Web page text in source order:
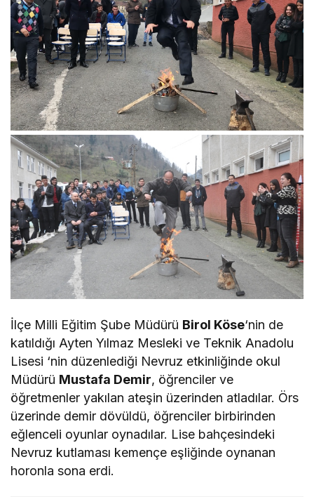
İlçe Milli Eğitim Şube Müdürü Birol Köse‘nin de
katıldığı Ayten Yılmaz Mesleki ve Teknik Anadolu
Lisesi ‘nin düzenlediği Nevruz etkinliğinde okul
Müdürü Mustafa Demir, öğrenciler ve
öğretmenler yakılan ateşin üzerinden atladılar. Örs
üzerinde demir dövüldü, öğrenciler birbirinden
eğlenceli oyunlar oynadılar. Lise bahçesindeki
Nevruz kutlaması kemençe eşliğinde oynanan
horonla sona erdi.